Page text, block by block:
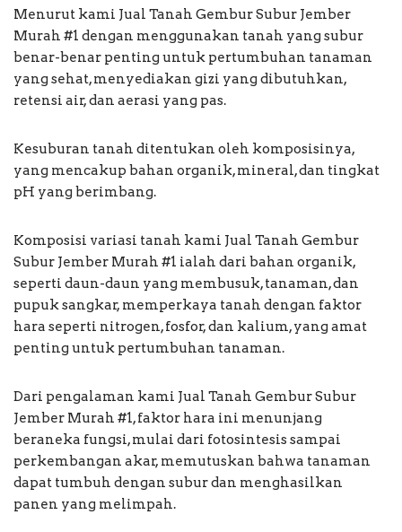
Menurut kami Jual Tanah Gembur Subur Jember
Murah #1 dengan menggunakan tanah yang subur
benar-benar penting untuk pertumbuhan tanaman
yang sehat, menyediakan gizi yang dibutuhkan,
retensi air, dan aerasi yang pas.
Kesuburan tanah ditentukan oleh komposisinya,
yang mencakup bahan organik, mineral, dan tingkat
pH yang berimbang.
Komposisi variasi tanah kami Jual Tanah Gembur
Subur Jember Murah #1 ialah dari bahan organik,
seperti daun-daun yang membusuk, tanaman, dan
pupuk sangkar, memperkaya tanah dengan faktor
hara seperti nitrogen, fosfor, dan kalium, yang amat
penting untuk pertumbuhan tanaman.
Dari pengalaman kami Jual Tanah Gembur Subur
Jember Murah #1, faktor hara ini menunjang
beraneka fungsi, mulai dari fotosintesis sampai
perkembangan akar, memutuskan bahwa tanaman
dapat tumbuh dengan subur dan menghasilkan
panen yang melimpah.